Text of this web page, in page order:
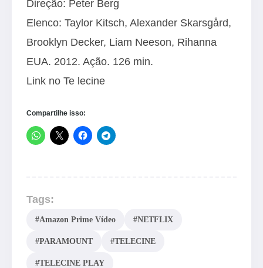
Direção: Peter Berg
Elenco: Taylor Kitsch, Alexander Skarsgård,
Brooklyn Decker, Liam Neeson, Rihanna
EUA. 2012. Ação. 126 min.
Link no Te lecine
Compartilhe isso:
Tags:
#Amazon Prime Vídeo #NETFLIX
#PARAMOUNT #TELECINE
#TELECINE PLAY